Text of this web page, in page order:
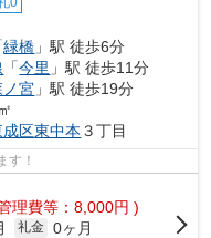
緑橋 」駅 徒歩6分
「今里 」駅 徒歩11分
ノ宮 」駅 徒歩19分
成区東中本 ３丁目
す！
理費等：8,000円 )
礼金 0ヶ月